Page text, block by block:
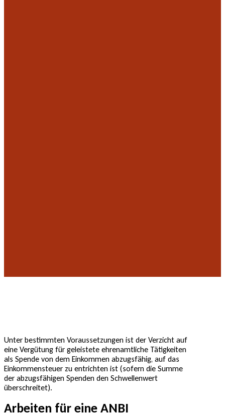
Unter bestimmten Voraussetzungen ist der Verzicht auf
eine Vergütung für geleistete ehrenamtliche Tätigkeiten
als Spende von dem Einkommen abzugsfähig, auf das
Einkommensteuer zu entrichten ist (sofern die Summe
der abzugsfähigen Spenden den Schwellenwert
überschreitet).
Arbeiten für eine ANBI